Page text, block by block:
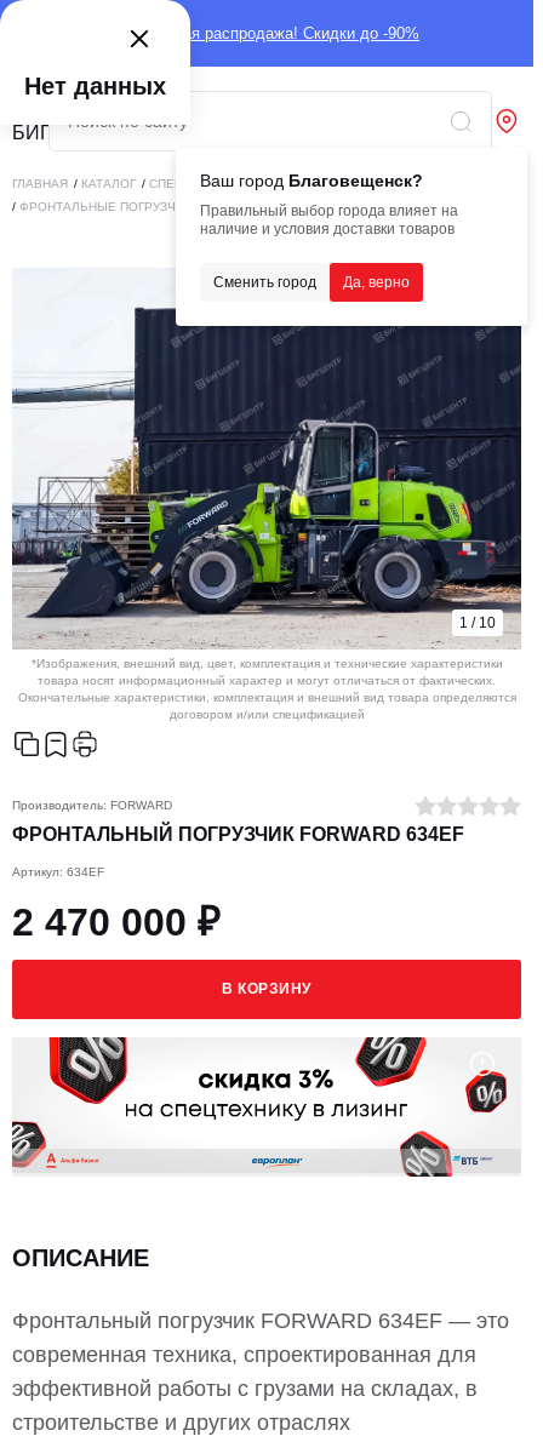
Глобальная распродажа! Скидки до -90%
Ваш город Благовещенск?
Правильный выбор города влияет на
наличие и условия доставки товаров
Сменить город Да, верно
ГЛАВНАЯ / КАТАЛОГ / СПЕЦТЕХНИКА /ПОГРУЗЧИКИ
/ ФРОНТАЛЬНЫЕ ПОГРУЗЧИКИ /ФРОНТАЛЬНЫЙ ПОГРУЗЧИК FORWARD 634EF
1 / 10
*Изображения, внешний вид, цвет, комплектация и технические характеристики
товара носят информационный характер и могут отличаться от фактических.
Окончательные характеристики, комплектация и внешний вид товара определяются
договором и/или спецификацией
Производитель: FORWARD
ФРОНТАЛЬНЫЙ ПОГРУЗЧИК FORWARD 634EF
Артикул: 634EF
2 470 000 ₽
В КОРЗИНУ
ОПИСАНИЕ
Фронтальный погрузчик FORWARD 634EF — это
современная техника, спроектированная для
эффективной работы с грузами на складах, в
строительстве и других отраслях
Нет данных